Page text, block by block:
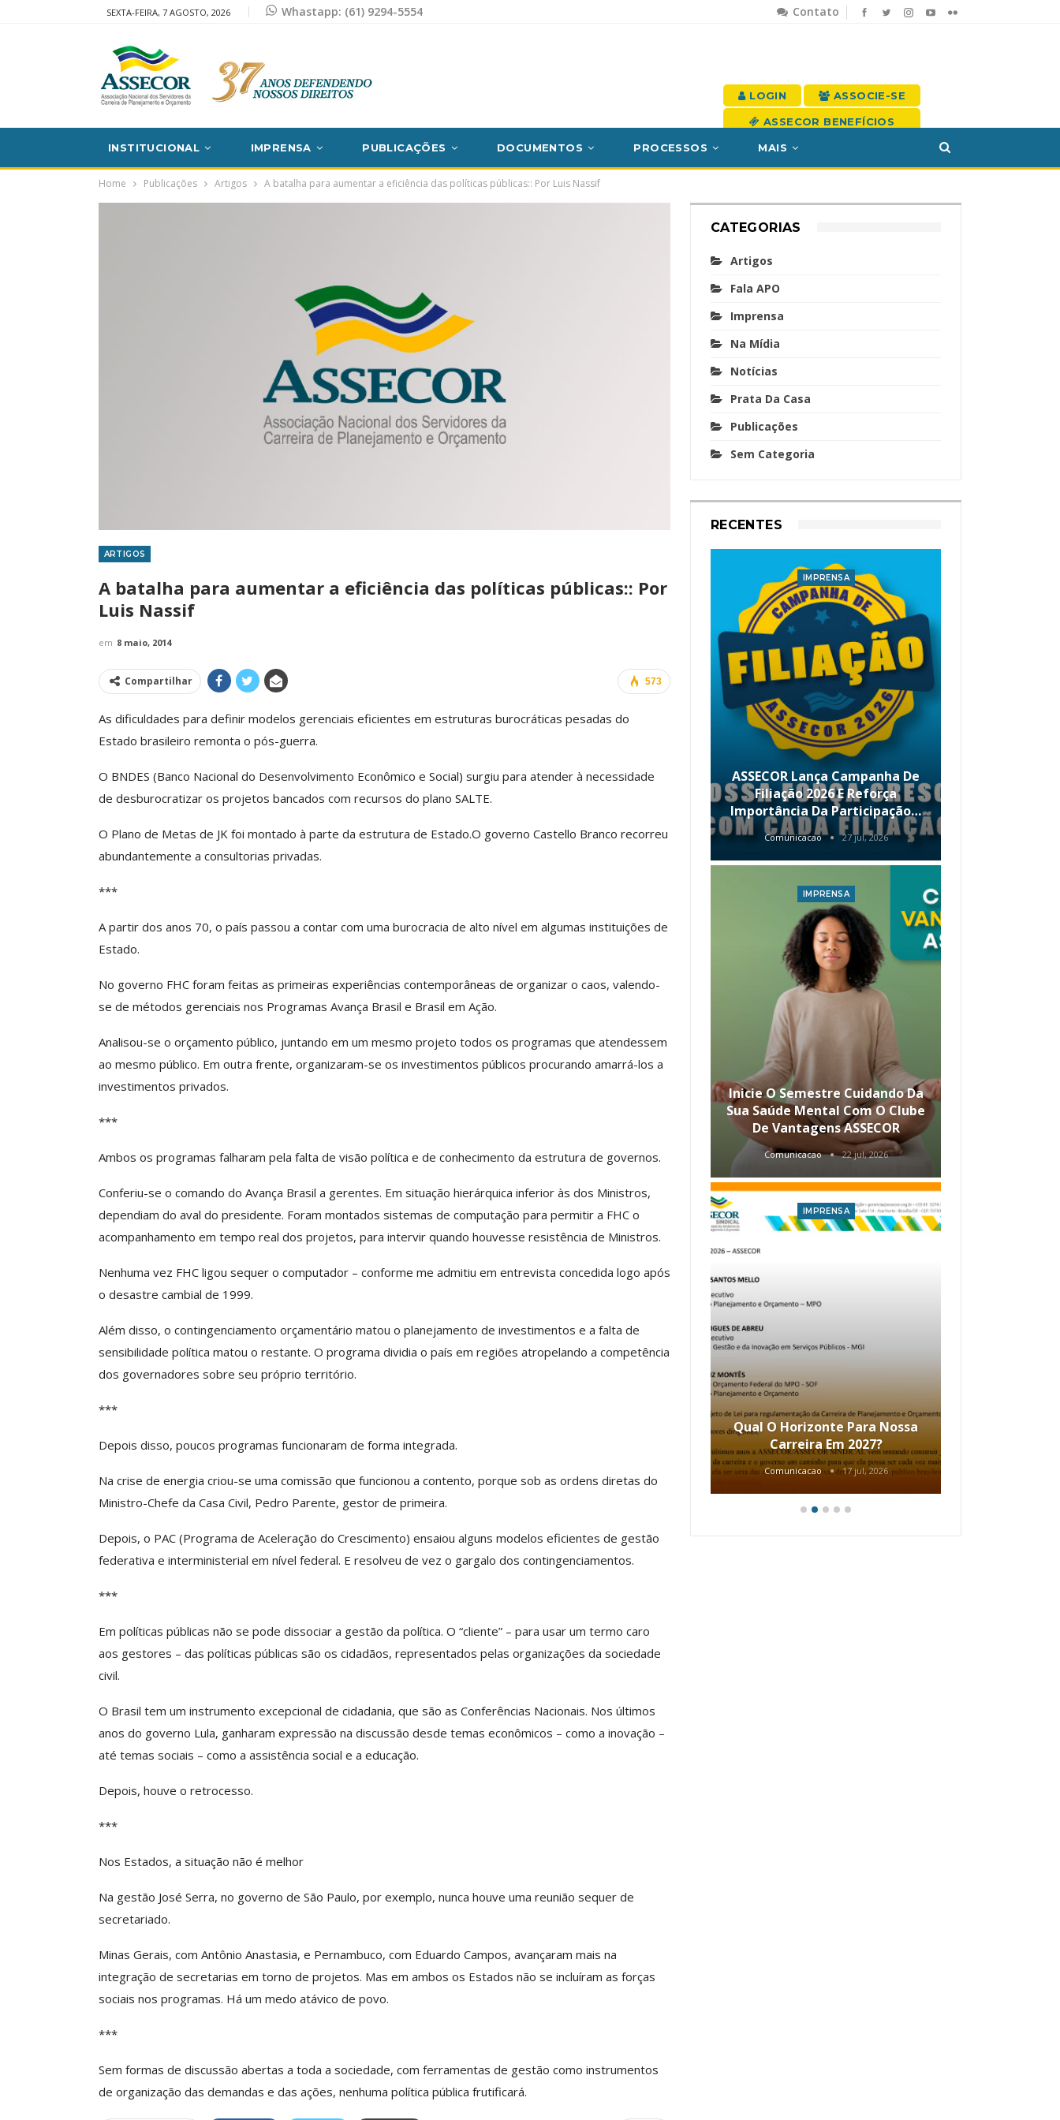
Contato
SEXTA-FEIRA, 7 AGOSTO, 2026 Whastapp: (61) 9294-5554
LOGIN ASSOCIE-SE
ASSECOR BENEFÍCIOS
INSTITUCIONAL IMPRENSA PUBLICAÇÕES DOCUMENTOS PROCESSOS MAIS
Home Publicações Artigos A batalha para aumentar a eficiência das políticas públicas:: Por Luis Nassif
ARTIGOS
A batalha para aumentar a eficiência das políticas públicas:: Por
Luis Nassif
em 8 maio, 2014
573
Compartilhar
As dificuldades para definir modelos gerenciais eficientes em estruturas burocráticas pesadas do
Estado brasileiro remonta o pós-guerra.
O BNDES (Banco Nacional do Desenvolvimento Econômico e Social) surgiu para atender à necessidade
de desburocratizar os projetos bancados com recursos do plano SALTE.
O Plano de Metas de JK foi montado à parte da estrutura de Estado.O governo Castello Branco recorreu
abundantemente a consultorias privadas.
***
A partir dos anos 70, o país passou a contar com uma burocracia de alto nível em algumas instituições de
Estado.
No governo FHC foram feitas as primeiras experiências contemporâneas de organizar o caos, valendo-
se de métodos gerenciais nos Programas Avança Brasil e Brasil em Ação.
Analisou-se o orçamento público, juntando em um mesmo projeto todos os programas que atendessem
ao mesmo público. Em outra frente, organizaram-se os investimentos públicos procurando amarrá-los a
investimentos privados.
***
Ambos os programas falharam pela falta de visão política e de conhecimento da estrutura de governos.
Conferiu-se o comando do Avança Brasil a gerentes. Em situação hierárquica inferior às dos Ministros,
dependiam do aval do presidente. Foram montados sistemas de computação para permitir a FHC o
acompanhamento em tempo real dos projetos, para intervir quando houvesse resistência de Ministros.
Nenhuma vez FHC ligou sequer o computador – conforme me admitiu em entrevista concedida logo após
o desastre cambial de 1999.
Além disso, o contingenciamento orçamentário matou o planejamento de investimentos e a falta de
sensibilidade política matou o restante. O programa dividia o país em regiões atropelando a competência
dos governadores sobre seu próprio território.
***
Depois disso, poucos programas funcionaram de forma integrada.
Na crise de energia criou-se uma comissão que funcionou a contento, porque sob as ordens diretas do
Ministro-Chefe da Casa Civil, Pedro Parente, gestor de primeira.
Depois, o PAC (Programa de Aceleração do Crescimento) ensaiou alguns modelos eficientes de gestão
federativa e interministerial em nível federal. E resolveu de vez o gargalo dos contingenciamentos.
***
Em políticas públicas não se pode dissociar a gestão da política. O “cliente” – para usar um termo caro
aos gestores – das políticas públicas são os cidadãos, representados pelas organizações da sociedade
civil.
O Brasil tem um instrumento excepcional de cidadania, que são as Conferências Nacionais. Nos últimos
anos do governo Lula, ganharam expressão na discussão desde temas econômicos – como a inovação –
até temas sociais – como a assistência social e a educação.
Depois, houve o retrocesso.
***
Nos Estados, a situação não é melhor
Na gestão José Serra, no governo de São Paulo, por exemplo, nunca houve uma reunião sequer de
secretariado.
Minas Gerais, com Antônio Anastasia, e Pernambuco, com Eduardo Campos, avançaram mais na
integração de secretarias em torno de projetos. Mas em ambos os Estados não se incluíram as forças
sociais nos programas. Há um medo atávico de povo.
***
Sem formas de discussão abertas a toda a sociedade, com ferramentas de gestão como instrumentos
de organização das demandas e das ações, nenhuma política pública frutificará.
CATEGORIAS
Artigos
Fala APO
Imprensa
Na Mídia
Notícias
Prata Da Casa
Publicações
Sem Categoria
RECENTES
Clube De Benefícios ASSECOR
Reúne Dezenas De Escolas De
Comunicacao 29 jun, 2026
ASSECOR Acompanha Reunião
Comunicacao 26 jun, 2026
Debate
Presidente Da ASSECOR
Participa De Debate Sobre A
Comunicacao 5 ago, 2026
Comunicacao 29 jul, 2026
IMPRENSA
IMPRENSA
ASSECOR Lança Campanha De
Filiação 2026 E Reforça
Importância Da Participação…
Comunicacao 27 jul, 2026
IMPRENSA
Inicie O Semestre Cuidando Da
Sua Saúde Mental Com O Clube
De Vantagens ASSECOR
Comunicacao 22 jul, 2026
IMPRENSA
Qual O Horizonte Para Nossa
Carreira Em 2027?
Comunicacao 17 jul, 2026